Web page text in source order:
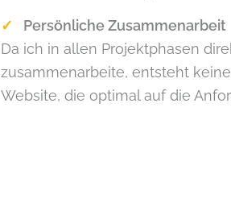
Persönliche Zusammenarbeit
Da ich in allen Projektphasen
zusammenarbeite, entsteht
Website, die optimal auf die